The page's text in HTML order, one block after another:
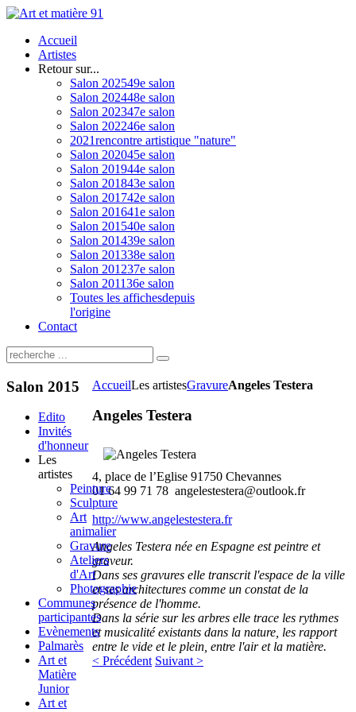
Accueil
Artistes
Retour sur...
Salon 202549e salon
Salon 202448e salon
Salon 202347e salon
Salon 202246e salon
2021rencontre artistique "nature"
Salon 202045e salon
Salon 201944e salon
Salon 201843e salon
Salon 201742e salon
Salon 201641e salon
Salon 201540e salon
Salon 201439e salon
Salon 201338e salon
Salon 201237e salon
Salon 201136e salon
Toutes les affichesdepuis
l'origine
Contact
AccueilLes artistesGravureAngeles Testera
Angeles Testera
4, place de l’Eglise 91750 Chevannes
01 64 99 71 78 angelestestera@outlook.fr
http://www.angelestestera.fr
Angeles Testera née en Espagne est peintre et
graveur.
Dans ses gravures elle transcrit l'espace de la ville
et ses architectures comme un constat de la
présence de l'homme.
Dans la série sur les arbres elle trace les rythmes
et musicalité existants dans la nature, les rapport
entre le vide et le plein, entre l'air et la matière.
< Précédent Suivant >
Salon 2015
Edito
Invités
d'honneur
Les
artistes
Peinture
Sculpture
Art
animalier
Gravure
Ateliers
d'Art
Photographie
Communes
participantes
Evènements
Palmarès
Art et
Matière
Junior
Art et